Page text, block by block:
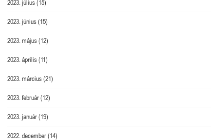
2023. július(15)
2023. június(15)
2023. május(12)
2023. április(11)
2023. március(21)
2023. február(12)
2023. január(19)
2022. december(14)